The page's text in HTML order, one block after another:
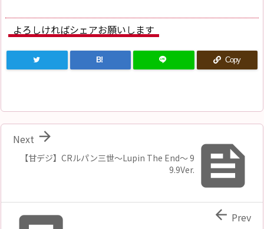
よろしければシェアお願いします
B! Copy

【甘デジ】CRルパン三世〜Lupin The End〜 9
9.9Ver.

Next
 Prev